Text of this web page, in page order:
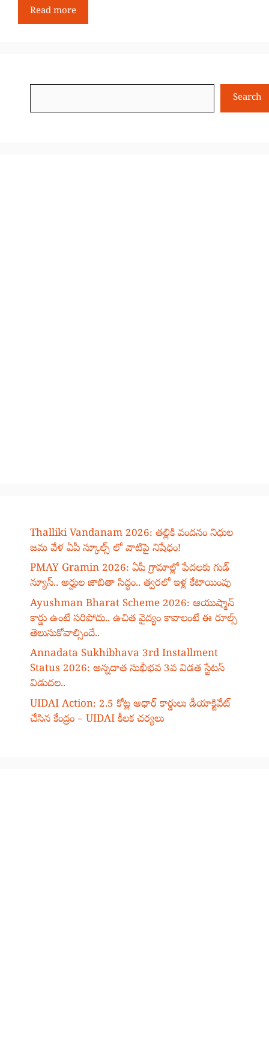
Read more
Search
Thalliki Vandanam 2026: తల్లికి వందనం నిధుల
జమ వేళ ఏపీ స్కూల్స్ లో వాటిపై నిషేధం!
PMAY Gramin 2026: ఏపీ గ్రామాల్లో పేదలకు గుడ్
న్యూస్.. అర్హుల జాబితా సిద్ధం.. త్వరలో ఇళ్ల కేటాయింపు
Ayushman Bharat Scheme 2026: ఆయుష్మాన్
కార్డు ఉంటే సరిపోదు.. ఉచిత వైద్యం కావాలంటే ఈ రూల్స్
తెలుసుకోవాల్సిందే..
Annadata Sukhibhava 3rd Installment
Status 2026: అన్నదాత సుఖీభవ 3వ విడత స్టేటస్
విడుదల..
UIDAI Action: 2.5 కోట్ల ఆధార్ కార్డులు డీయాక్టివేట్
చేసిన కేంద్రం – UIDAI కీలక చర్యలు